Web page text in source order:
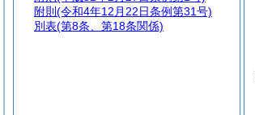
附則 (令和4年12月22日条例第31号)
別表(第8条、第18条関係)